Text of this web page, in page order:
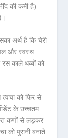
की कमी है)
अर्थ है कि चेरी
और स्वस्थ
काले धब्बों को
को फिर से
के उच्चतम
कणों से लड़कर
को पुरानी बनाते